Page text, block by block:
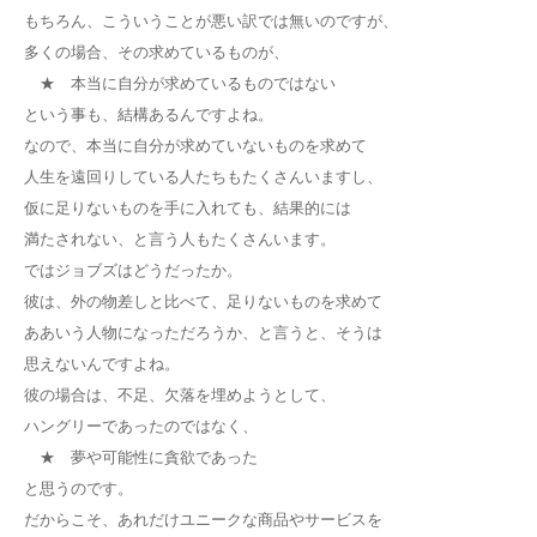
もちろん、こういうことが悪い訳では無いのですが、
多くの場合、その求めているものが、
★ 本当に自分が求めているものではない
という事も、結構あるんですよね。
なので、本当に自分が求めていないものを求めて
人生を遠回りしている人たちもたくさんいますし、
仮に足りないものを手に入れても、結果的には
満たされない、と言う人もたくさんいます。
ではジョブズはどうだったか。
彼は、外の物差しと比べて、足りないものを求めて
ああいう人物になっただろうか、と言うと、そうは
思えないんですよね。
彼の場合は、不足、欠落を埋めようとして、
ハングリーであったのではなく、
★ 夢や可能性に貪欲であった
と思うのです。
だからこそ、あれだけユニークな商品やサービスを